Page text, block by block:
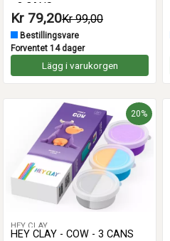
- 3 CANS
Kr 79,20Kr 99,00
Bestillingsvare
Forventet 14 dager
Lägg i varukorgen
20%
HEY CLAY
HEY CLAY - COW - 3 CANS